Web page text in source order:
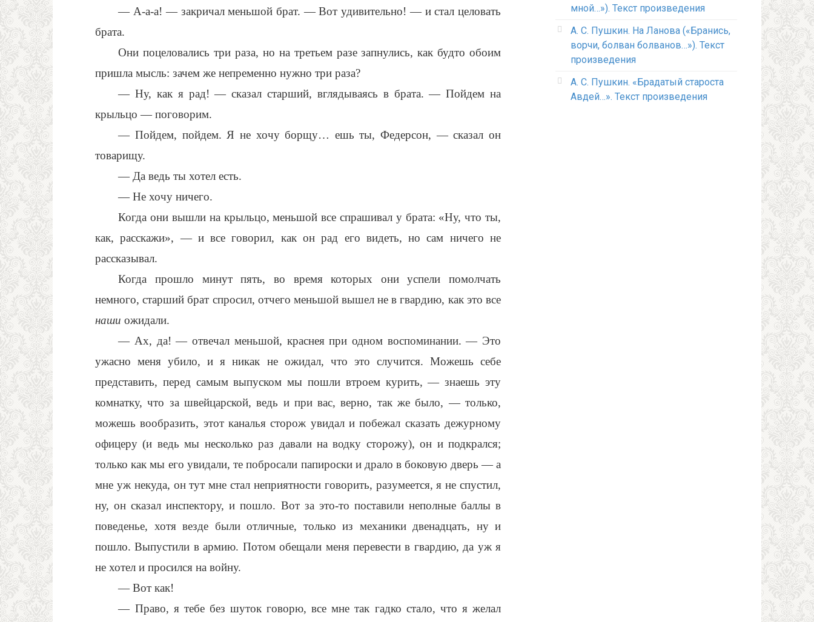
— А-а-а! — закричал меньшой брат. — Вот удивительно! — и стал целовать
брата.
Они поцеловались три раза, но на третьем разе запнулись, как будто обоим
пришла мысль: зачем же непременно нужно три раза?
— Ну, как я рад! — сказал старший, вглядываясь в брата. — Пойдем на
крыльцо — поговорим.
— Пойдем, пойдем. Я не хочу борщу… ешь ты, Федерсон, — сказал он
товарищу.
— Да ведь ты хотел есть.
— Не хочу ничего.
Когда они вышли на крыльцо, меньшой все спрашивал у брата: «Ну, что ты,
как, расскажи», — и все говорил, как он рад его видеть, но сам ничего не
рассказывал.
Когда прошло минут пять, во время которых они успели помолчать
немного, старший брат спросил, отчего меньшой вышел не в гвардию, как это все
наши ожидали.
— Ах, да! — отвечал меньшой, краснея при одном воспоминании. — Это
ужасно меня убило, и я никак не ожидал, что это случится. Можешь себе
представить, перед самым выпуском мы пошли втроем курить, — знаешь эту
комнатку, что за швейцарской, ведь и при вас, верно, так же было, — только,
можешь вообразить, этот каналья сторож увидал и побежал сказать дежурному
офицеру (и ведь мы несколько раз давали на водку сторожу), он и подкрался;
только как мы его увидали, те побросали папироски и драло в боковую дверь — а
мне уж некуда, он тут мне стал неприятности говорить, разумеется, я не спустил,
ну, он сказал инспектору, и пошло. Вот за это-то поставили неполные баллы в
поведенье, хотя везде были отличные, только из механики двенадцать, ну и
пошло. Выпустили в армию. Потом обещали меня перевести в гвардию, да уж я
не хотел и просился на войну.
— Вот как!
— Право, я тебе без шуток говорю, все мне так гадко стало, что я желал
мной…»). Текст произведения
А. С. Пушкин. На Ланова («Бранись,
ворчи, болван болванов…»). Текст
произведения
А. С. Пушкин. «Брадатый староста
Авдей…». Текст произведения